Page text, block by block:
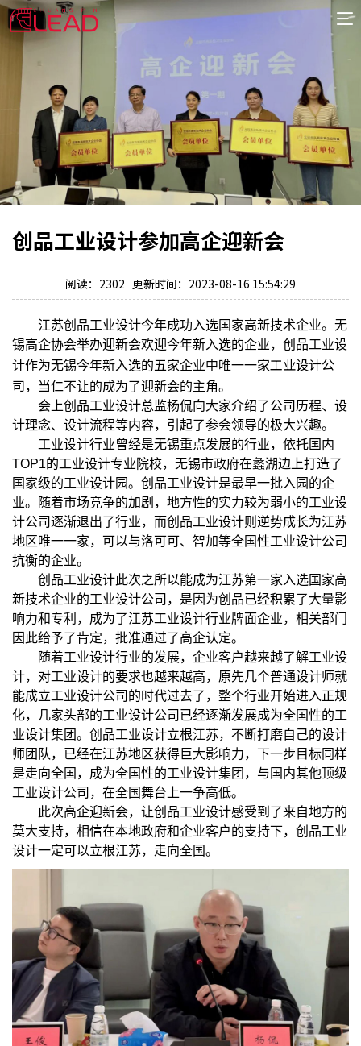
首
价
新
闻关创品工业设计参加高企迎新会
阅读：2302 更新时间：2023-08-16 15:54:29
江苏创品工业设计今年成功入选国家高新技术企业。无
锡高企协会举办迎新会欢迎今年新入选的企业，创品工业设
计作为无锡今年新入选的五家企业中唯一一家工业设计公
司，当仁不让的成为了迎新会的主角。
会上创品工业设计总监杨侃向大家介绍了公司历程、设
计理念、设计流程等内容，引起了参会领导的极大兴趣。
工业设计行业曾经是无锡重点发展的行业，依托国内
TOP1的工业设计专业院校，无锡市政府在蠡湖边上打造了
国家级的工业设计园。创品工业设计是最早一批入园的企
业。随着市场竞争的加剧，地方性的实力较为弱小的工业设
计公司逐渐退出了行业，而创品工业设计则逆势成长为江苏
地区唯一一家，可以与洛可可、智加等全国性工业设计公司
抗衡的企业。
创品工业设计此次之所以能成为江苏第一家入选国家高
新技术企业的工业设计公司，是因为创品已经积累了大量影
响力和专利，成为了江苏工业设计行业牌面企业，相关部门
因此给予了肯定，批准通过了高企认定。
随着工业设计行业的发展，企业客户越来越了解工业设
计，对工业设计的要求也越来越高，原先几个普通设计师就
能成立工业设计公司的时代过去了，整个行业开始进入正规
化，几家头部的工业设计公司已经逐渐发展成为全国性的工
业设计集团。创品工业设计立根江苏，不断打磨自己的设计
师团队，已经在江苏地区获得巨大影响力，下一步目标同样
是走向全国，成为全国性的工业设计集团，与国内其他顶级
工业设计公司，在全国舞台上一争高低。
此次高企迎新会，让创品工业设计感受到了来自地方的
莫大支持，相信在本地政府和企业客户的支持下，创品工业
设计一定可以立根江苏，走向全国。